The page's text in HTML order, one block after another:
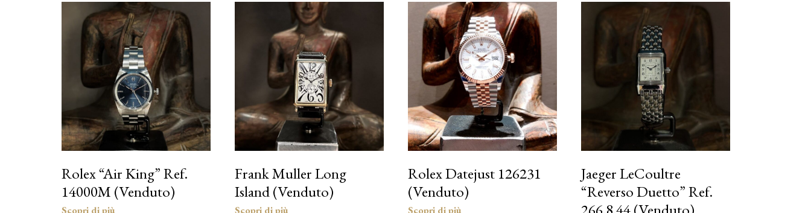
Rolex “Air King” Ref.
14000M (Venduto)
Frank Muller Long
Island (Venduto)
Rolex Datejust 126231
(Venduto)
Jaeger LeCoultre
“Reverso Duetto” Ref.